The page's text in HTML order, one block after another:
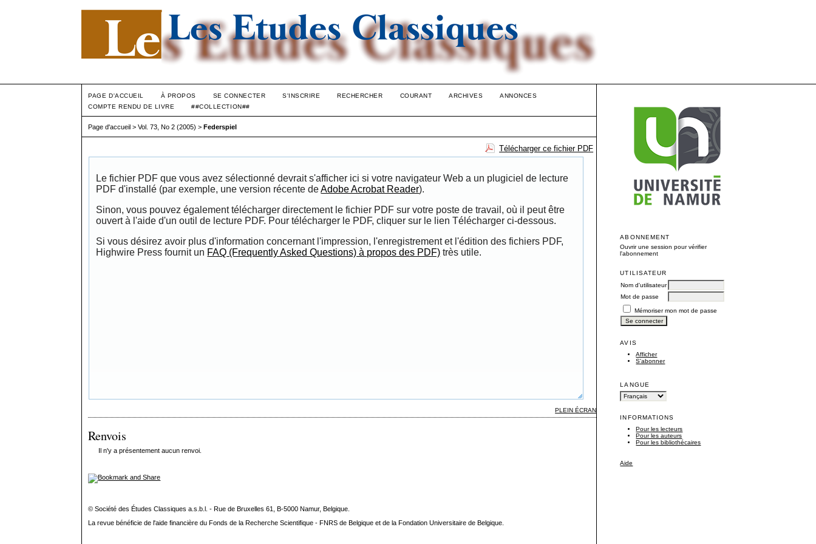
ABONNEMENT
Ouvrir une session pour vérifier
l'abonnement
UTILISATEUR
Nom d'utilisateur
Mot de passe
Mémoriser mon mot de passe
AVIS
Afficher
S'abonner
LANGUE
INFORMATIONS
Pour les lecteurs
Pour les auteurs
Pour les bibliothécaires
Aide
PAGE D'ACCUEIL À PROPOS SE CONNECTER S'INSCRIRE RECHERCHER COURANT ARCHIVES
ANNONCES
COMPTE RENDU DE LIVRE
##COLLECTION##
Page d'accueil >Vol. 73, No 2 (2005) >Federspiel
Télécharger ce fichier PDF
Le fichier PDF que vous avez sélectionné devrait s'afficher ici si votre navigateur Web a un plugiciel de lecture
PDF d'installé (par exemple, une version récente deAdobe Acrobat Reader).
Sinon, vous pouvez également télécharger directement le fichier PDF sur votre poste de travail, où il peut être
ouvert à l'aide d'un outil de lecture PDF. Pour télécharger le PDF, cliquer sur le lien Télécharger ci-dessous.
Si vous désirez avoir plus d'information concernant l'impression, l'enregistrement et l'édition des fichiers PDF,
Highwire Press fournit un FAQ (Frequently Asked Questions) à propos des PDF) très utile.
PLEIN ÉCRAN
Renvois
Il n'y a présentement aucun renvoi.
© Société des Études Classiques a.s.b.l. - Rue de Bruxelles 61, B-5000 Namur, Belgique.
La revue bénéficie de l'aide financière du Fonds de la Recherche Scientifique - FNRS de Belgique et de la Fondation Universitaire de Belgique.